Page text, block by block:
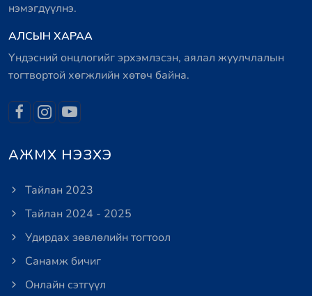
нэмэгдүүлнэ.
АЛСЫН ХАРАА
Үндэсний онцлогийг эрхэмлэсэн, аялал жуулчлалын
тогтвортой хөгжлийн хөтөч байна.
АЖМХ НЭЗХЭ
Тайлан 2023
Тайлан 2024 - 2025
Удирдах зөвлөлийн тогтоол
Санамж бичиг
Онлайн сэтгүүл